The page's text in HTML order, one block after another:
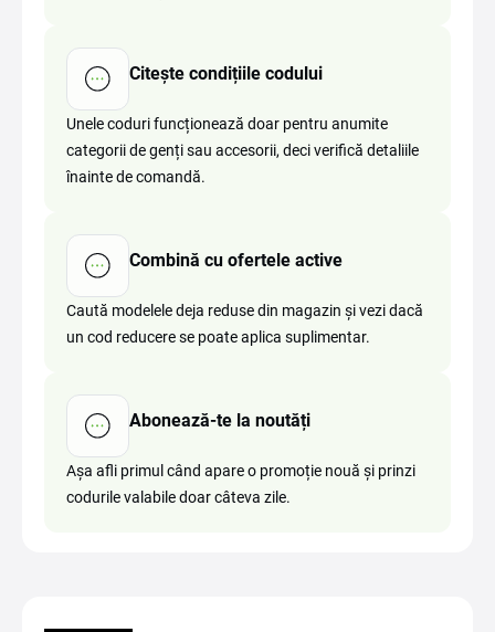
Citește condițiile codului
Unele coduri funcționează doar pentru anumite
categorii de genți sau accesorii, deci verifică detaliile
înainte de comandă.
Combină cu ofertele active
Caută modelele deja reduse din magazin și vezi dacă
un cod reducere se poate aplica suplimentar.
Abonează-te la noutăți
Așa afli primul când apare o promoție nouă și prinzi
codurile valabile doar câteva zile.